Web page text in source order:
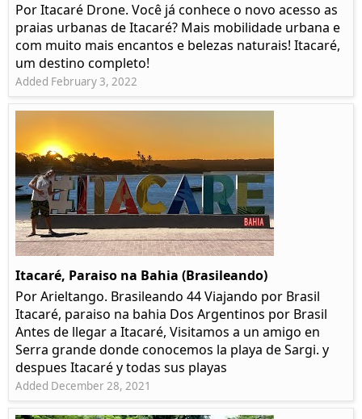
Por Itacaré Drone. Você já conhece o novo acesso as
praias urbanas de Itacaré? Mais mobilidade urbana e
com muito mais encantos e belezas naturais! Itacaré,
um destino completo!
Added February 3, 2022
Itacaré, Paraiso na Bahia (Brasileando)
Por Arieltango. Brasileando 44 Viajando por Brasil
Itacaré, paraiso na bahia Dos Argentinos por Brasil
Antes de llegar a Itacaré, Visitamos a un amigo en
Serra grande donde conocemos la playa de Sargi. y
despues Itacaré y todas sus playas
Added December 28, 2021